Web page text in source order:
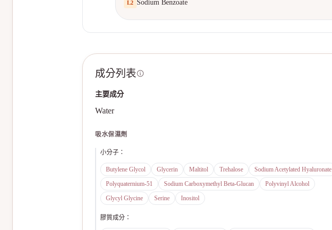
L2 Sodium Benzoate
成分列表
主要成分
Water
吸水保濕劑
小分子 ：
Butylene Glycol Glycerin Maltitol Trehalose
Sodium Acetylated Hyaluronate
Polyquaternium-51
Sodium Carboxymethyl Beta-Glucan
Polyvinyl Alcohol
Glycyl Glycine
Serine Inositol
膠質成分 ：